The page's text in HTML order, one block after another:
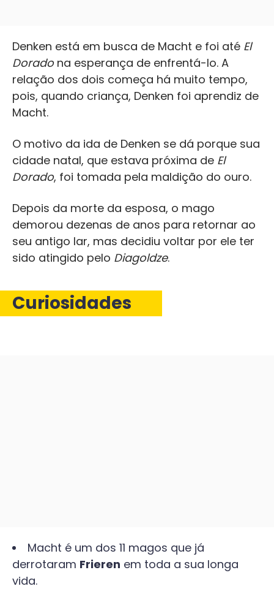
Denken está em busca de Macht e foi até El
Doradona esperança de enfrentá-lo. A
relação dos dois começa há muito tempo,
pois, quando criança, Denken foi aprendiz de
Macht.
O motivo da ida de Denken se dá porque sua
cidade natal, que estava próxima de El
Dorado, foi tomada pela maldição do ouro.
Depois da morte da esposa, o mago
demorou dezenas de anos para retornar ao
seu antigo lar, mas decidiu voltar por ele ter
sido atingido pelo Diagoldze.
Curiosidades
Macht é um dos 11 magos que já
derrotaram Frieren em toda a sua longa
vida.